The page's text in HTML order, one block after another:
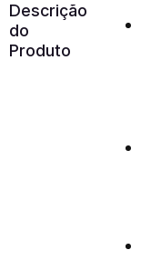
Descrição
do
Produto